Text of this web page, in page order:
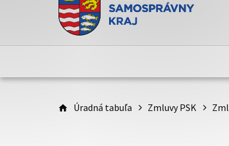
Doména psk.sk je oficiálna
Toto je oficiálna webová stránka
Úradná tabuľa Zmluvy PSK